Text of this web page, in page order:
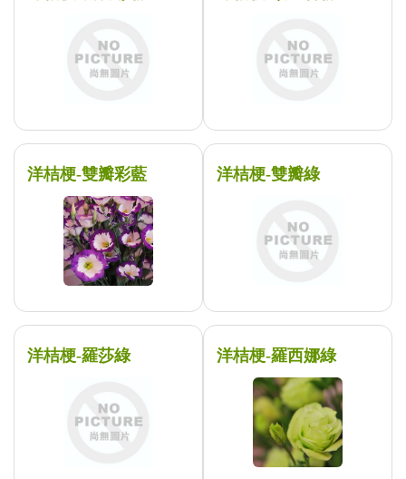
洋桔梗-雙瓣彩藍 洋桔梗-雙瓣綠
洋桔梗-羅莎綠 洋桔梗-羅西娜綠